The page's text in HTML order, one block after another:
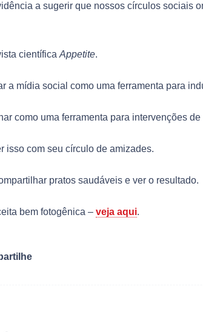
a sugerir que nossos círculos sociais
científica Appetite.
a mídia social como uma ferramenta para
como uma ferramenta para intervenções
isso com seu círculo de amizades.
pratos saudáveis e ver o resultado.
bem fotogênica – veja aqui.